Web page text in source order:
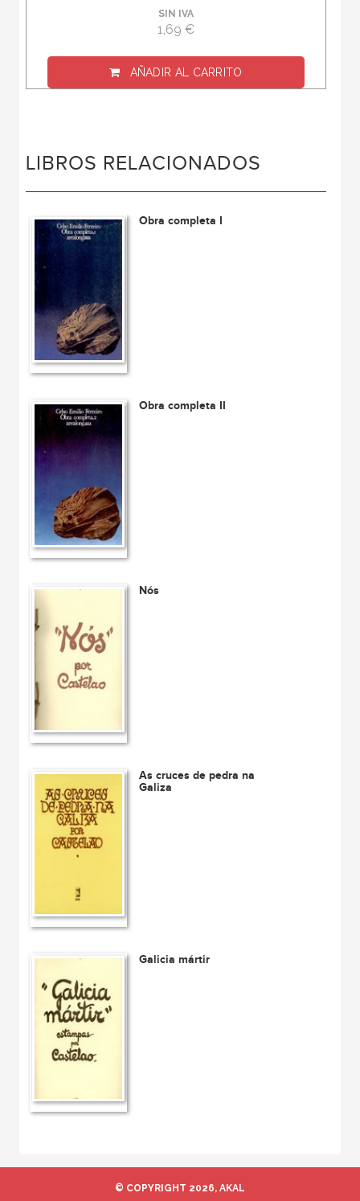
SIN IVA
1,69 €
AÑADIR AL CARRITO
LIBROS RELACIONADOS
Obra completa I
Obra completa II
Nós
As cruces de pedra na
Galiza
Galicia mártir
© COPYRIGHT 2026, AKAL